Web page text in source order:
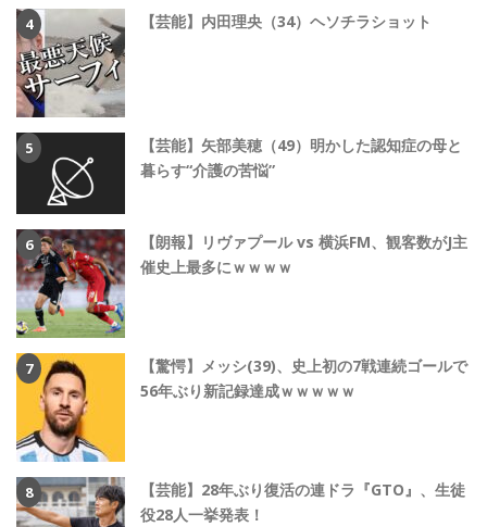
【芸能】内田理央（34）ヘソチラショット
【芸能】矢部美穂（49）明かした認知症の母と
暮らす“介護の苦悩”
【朗報】リヴァプール vs 横浜FM、観客数がJ主
催史上最多にｗｗｗｗ
【驚愕】メッシ(39)、史上初の7戦連続ゴールで
56年ぶり新記録達成ｗｗｗｗｗ
【芸能】28年ぶり復活の連ドラ『GTO』、生徒
役28人一挙発表！